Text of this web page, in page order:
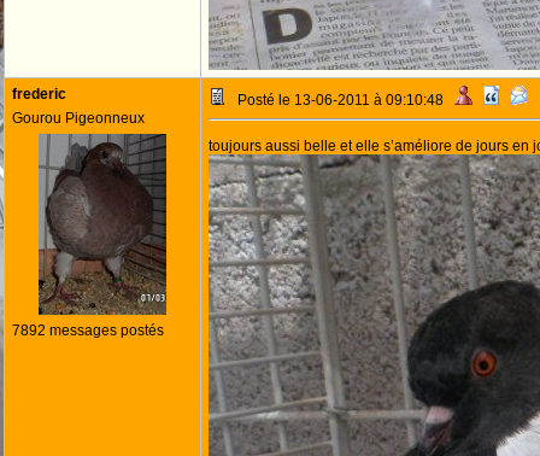
frederic
Gourou Pigeonneux
7892 messages postés
Posté le 13-06-2011 à 09:10:48
toujours aussi belle et elle s’améliore de jours en